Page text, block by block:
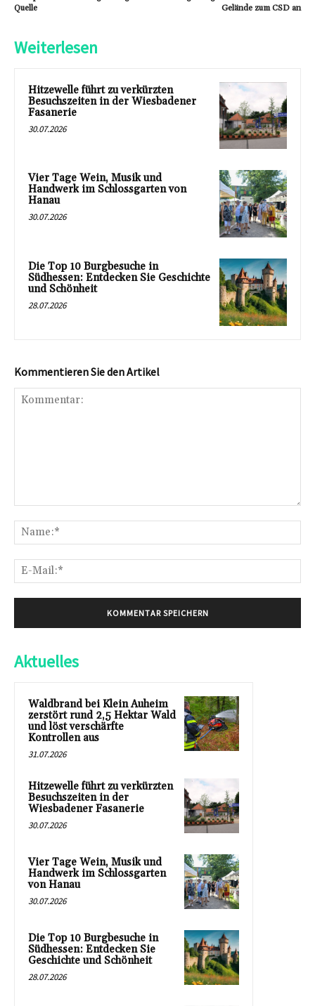
Quelle
Gelände zum CSD an
Weiterlesen
Hitzewelle führt zu verkürzten
Besuchszeiten in der Wiesbadener
Fasanerie
30.07.2026
Vier Tage Wein, Musik und
Handwerk im Schlossgarten von
Hanau
30.07.2026
Die Top 10 Burgbesuche in
Südhessen: Entdecken Sie Geschichte
und Schönheit
28.07.2026
Kommentieren Sie den Artikel
Aktuelles
Waldbrand bei Klein Auheim
zerstört rund 2,5 Hektar Wald
und löst verschärfte
Kontrollen aus
31.07.2026
Hitzewelle führt zu verkürzten
Besuchszeiten in der
Wiesbadener Fasanerie
30.07.2026
Vier Tage Wein, Musik und
Handwerk im Schlossgarten
von Hanau
30.07.2026
Die Top 10 Burgbesuche in
Südhessen: Entdecken Sie
Geschichte und Schönheit
28.07.2026